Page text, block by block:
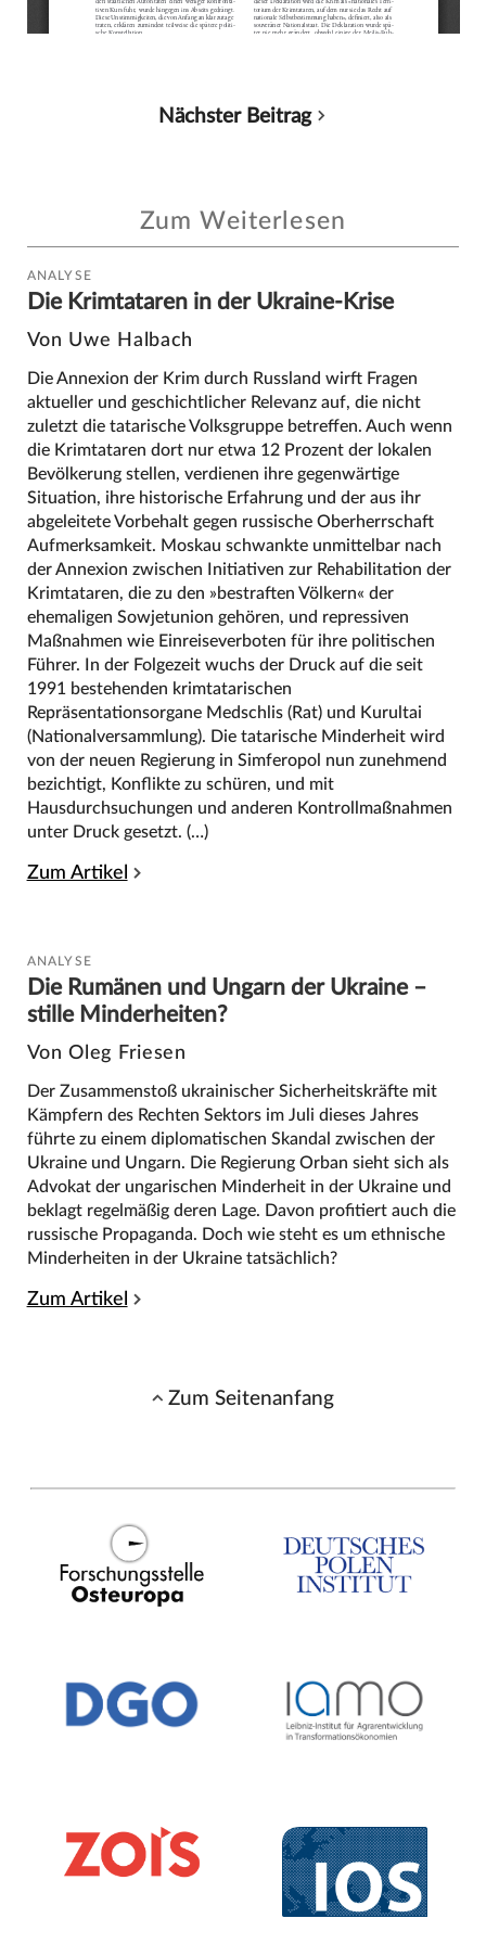
Nächster Beitrag
Zum Weiterlesen
ANALYSE
Die Krimtataren in der Ukraine-Krise
Von Uwe Halbach
Die Annexion der Krim durch Russland wirft Fragen
aktueller und geschichtlicher Relevanz auf, die nicht
zuletzt die tatarische Volksgruppe betreffen. Auch wenn
die Krimtataren dort nur etwa 12 Prozent der lokalen
Bevölkerung stellen, verdienen ihre gegenwärtige
Situation, ihre historische Erfahrung und der aus ihr
abgeleitete Vorbehalt gegen russische Oberherrschaft
Aufmerksamkeit. Moskau schwankte unmittelbar nach
der Annexion zwischen Initiativen zur Rehabilitation der
Krimtataren, die zu den »bestraften Völkern« der
ehemaligen Sowjetunion gehören, und repressiven
Maßnahmen wie Einreiseverboten für ihre politischen
Führer. In der Folgezeit wuchs der Druck auf die seit
1991 bestehenden krimtatarischen
Repräsentationsorgane Medschlis (Rat) und Kurultai
(Nationalversammlung). Die tatarische Minderheit wird
von der neuen Regierung in Simferopol nun zunehmend
bezichtigt, Konflikte zu schüren, und mit
Hausdurchsuchungen und anderen Kontrollmaßnahmen
unter Druck gesetzt. (…)
Zum Artikel
ANALYSE
Die Rumänen und Ungarn der Ukraine –
stille Minderheiten?
Von Oleg Friesen
Der Zusammenstoß ukrainischer Sicherheitskräfte mit
Kämpfern des Rechten Sektors im Juli dieses Jahres
führte zu einem diplomatischen Skandal zwischen der
Ukraine und Ungarn. Die Regierung Orban sieht sich als
Advokat der ungarischen Minderheit in der Ukraine und
beklagt regelmäßig deren Lage. Davon profitiert auch die
russische Propaganda. Doch wie steht es um ethnische
Minderheiten in der Ukraine tatsächlich?
Zum Artikel
Zum Seitenanfang